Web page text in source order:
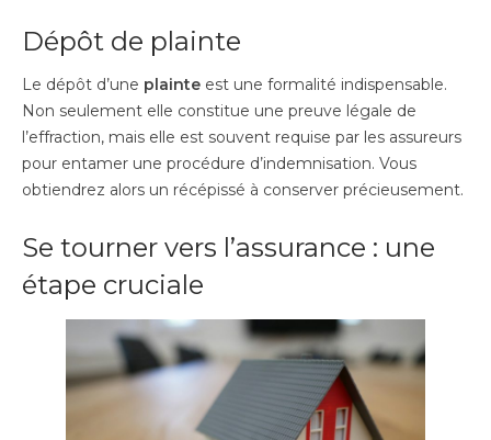
Dépôt de plainte
Le dépôt d’une plainte est une formalité indispensable.
Non seulement elle constitue une preuve légale de
l’effraction, mais elle est souvent requise par les assureurs
pour entamer une procédure d’indemnisation. Vous
obtiendrez alors un récépissé à conserver précieusement.
Se tourner vers l’assurance : une
étape cruciale